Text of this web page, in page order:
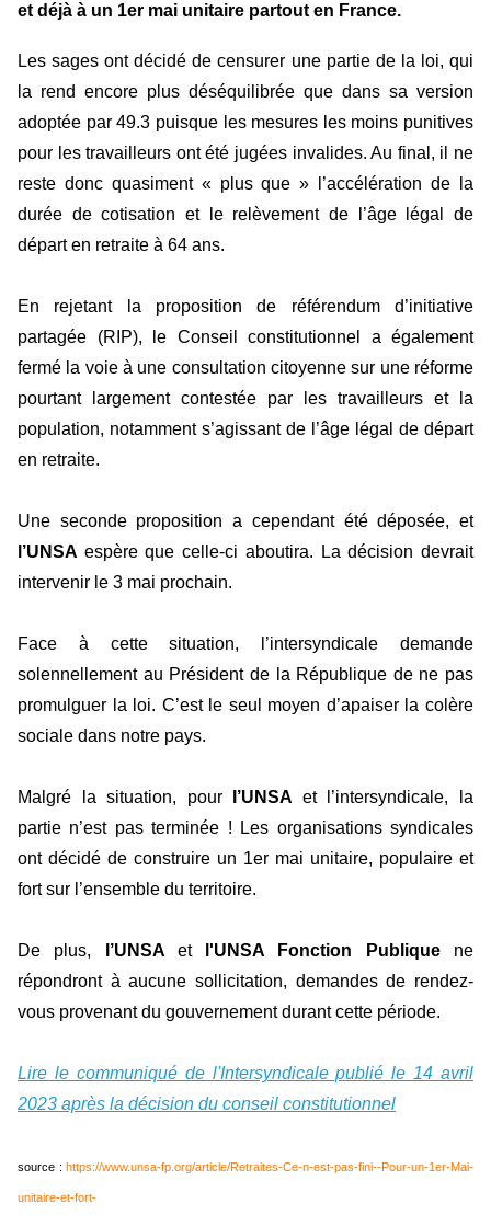
et déjà à un 1er mai unitaire partout en France.
Les sages ont décidé de censurer une partie de la loi, qui
la rend encore plus déséquilibrée que dans sa version
adoptée par 49.3 puisque les mesures les moins punitives
pour les travailleurs ont été jugées invalides. Au final, il ne
reste donc quasiment « plus que » l’accélération de la
durée de cotisation et le relèvement de l’âge légal de
départ en retraite à 64 ans.
En rejetant la proposition de référendum d’initiative
partagée (RIP), le Conseil constitutionnel a également
fermé la voie à une consultation citoyenne sur une réforme
pourtant largement contestée par les travailleurs et la
population, notamment s’agissant de l’âge légal de départ
en retraite.
Une seconde proposition a cependant été déposée, et
l’UNSA espère que celle-ci aboutira. La décision devrait
intervenir le 3 mai prochain.
Face à cette situation, l’intersyndicale demande
solennellement au Président de la République de ne pas
promulguer la loi. C’est le seul moyen d’apaiser la colère
sociale dans notre pays.
Malgré la situation, pour l’UNSA et l’intersyndicale, la
partie n’est pas terminée ! Les organisations syndicales
ont décidé de construire un 1er mai unitaire, populaire et
fort sur l’ensemble du territoire.
De plus, l’UNSA et l'UNSA Fonction Publique ne
répondront à aucune sollicitation, demandes de rendez-
vous provenant du gouvernement durant cette période.
Lire le communiqué de l'Intersyndicale publié le 14 avril
2023 après la décision du conseil constitutionnel
source : https://www.unsa-fp.org/article/Retraites-Ce-n-est-pas-fini--Pour-un-1er-Mai-
unitaire-et-fort-